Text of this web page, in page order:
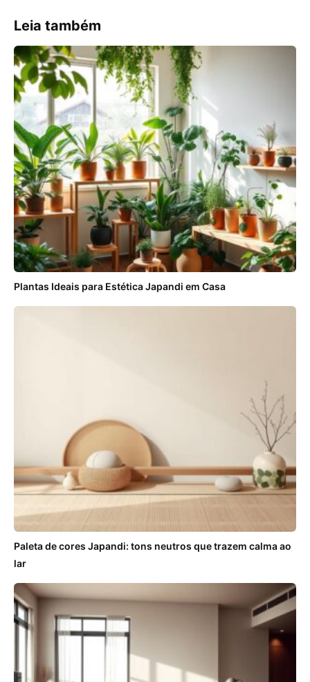
Leia também
Plantas Ideais para Estética Japandi em Casa
Paleta de cores Japandi: tons neutros que trazem calma ao
lar